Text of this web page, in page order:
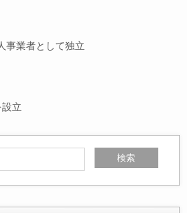
事業者として独立
設立